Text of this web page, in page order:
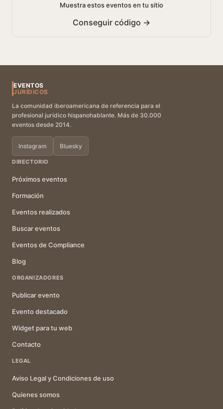
Muestra estos eventos en tu sitio
Conseguir código →
EVENTOS
JURÍDICOS
La comunidad iberoamericana de referencia para el
profesional jurídico hispanohablante. Más de 30.000
eventos desde 2014.
Instagram Bluesky
DIRECTORIO
Próximos eventos
Formación
Eventos realizados
Buscar eventos
Eventos de Compliance
Blog
ORGANIZADORES
Publicar evento
Evento destacado
Widget para tu web
Contacto
LEGAL
Aviso Legal y Condiciones de uso
Quienes somos